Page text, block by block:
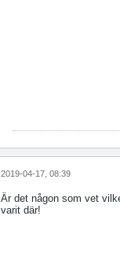
2019-04-17, 08:39
Är det någon som vet
varit där!